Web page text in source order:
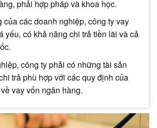
phải hợp pháp và khoa học.
của các doanh nghiệp, công ty vay
yếu, có khả năng chi trả tiền lãi và cả
công ty phải có những tài sản
trả phù hợp với các quy định của
vay vốn ngân hàng.